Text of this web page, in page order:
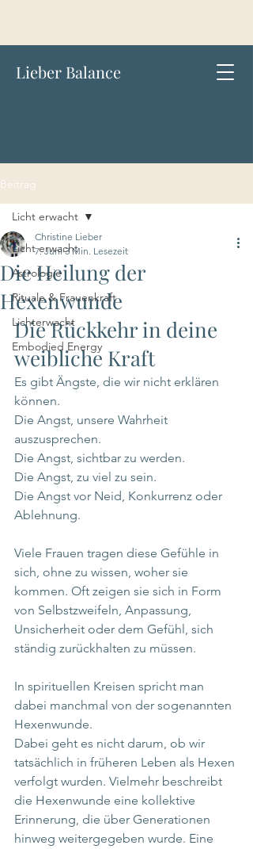
Lieber Balance
Beitrag
Licht erwacht
Astrologie
Rituale & Frauenkraft
Lichterwacht
Embodied Energy
Licht erwacht
Die Heilung der
Hexenwunde
Christine Lieber
7. Juni 3 Min. Lesezeit
Die Rückkehr in deine
weibliche Kraft
Es gibt Ängste, die wir nicht erklären
können.
Die Angst, unsere Wahrheit
auszusprechen.
Die Angst, sichtbar zu werden.
Die Angst, zu viel zu sein.
Die Angst vor Neid, Konkurrenz oder
Ablehnung.
Viele Frauen tragen diese Gefühle in
sich, ohne zu wissen, woher sie
kommen. Oft zeigen sie sich in Form
von Selbstzweifeln, Anpassung,
Unsicherheit oder dem Gefühl, sich
ständig zurückhalten zu müssen.
In spirituellen Kreisen spricht man
dabei manchmal von der sogenannten
Hexenwunde.
Dabei geht es nicht darum, ob wir
tatsächlich in früheren Leben als Hexen
verfolgt wurden. Vielmehr beschreibt
die Hexenwunde eine kollektive
Erinnerung, die über Generationen
hinweg weitergegeben wurde. Eine